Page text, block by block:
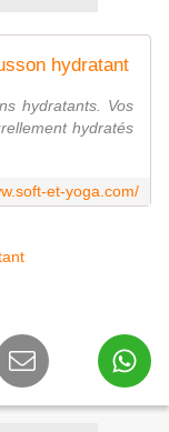
hydratant
hydratants. Vos
hydratés
et-yoga.com/